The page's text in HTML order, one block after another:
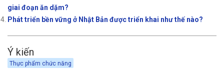
giai đoạn ăn dặm?
Phát triển bền vững ở Nhật Bản được triển khai như thế nào?
Ý kiến
Thực phẩm chức năng